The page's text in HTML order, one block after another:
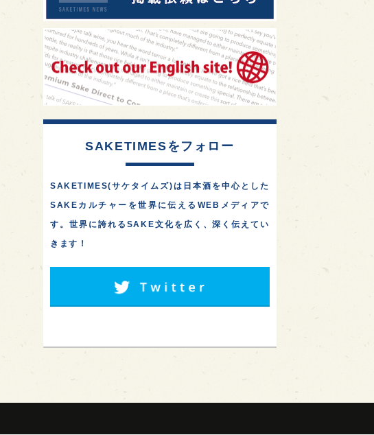
SAKETIMESをフォロー
SAKETIMES(サケタイムズ)は日本酒を中心とした
SAKEカルチャーを世界に伝えるWEBメディアで
す。世界に誇れるSAKE文化を広く、深く伝えてい
きます！